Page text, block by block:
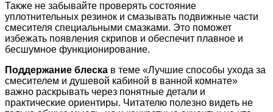
Также не забывайте проверять состояние
уплотнительных резинок и смазывать подвижные части
смесителя специальными смазками. Это поможет
избежать появления скрипов и обеспечит плавное и
бесшумное функционирование.
Поддержание блеска в теме «Лучшие способы ухода за
смесителем и душевой кабиной в ванной комнате»
важно раскрывать через понятные детали и
практические ориентиры. Читателю полезно видеть не